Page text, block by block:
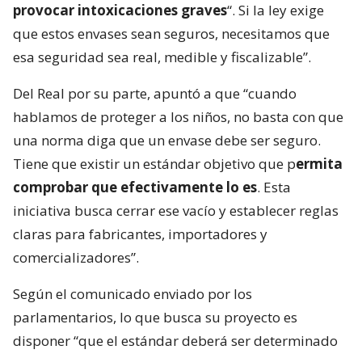
provocar intoxicaciones graves“. Si la ley exige
que estos envases sean seguros, necesitamos que
esa seguridad sea real, medible y fiscalizable”.
Del Real por su parte, apuntó a que “cuando
hablamos de proteger a los niños, no basta con que
una norma diga que un envase debe ser seguro.
Tiene que existir un estándar objetivo que permita
comprobar que efectivamente lo es. Esta
iniciativa busca cerrar ese vacío y establecer reglas
claras para fabricantes, importadores y
comercializadores”.
Según el comunicado enviado por los
parlamentarios, lo que busca su proyecto es
disponer “que el estándar deberá ser determinado